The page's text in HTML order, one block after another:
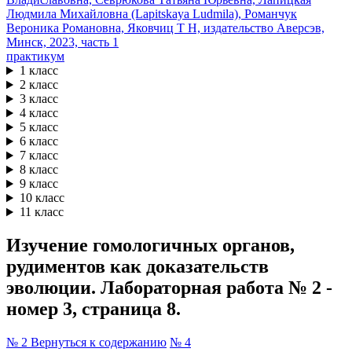
практикум
1 класс
2 класс
3 класс
4 класс
5 класс
6 класс
7 класс
8 класс
9 класс
10 класс
11 класс
Изучение гомологичных органов,
рудиментов как доказательств
эволюции. Лабораторная работа № 2 -
номер 3, страница 8.
№ 2 Вернуться к содержанию № 4